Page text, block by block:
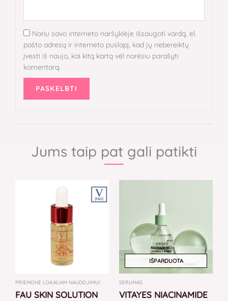
Noriu savo interneto naršyklėje išsaugoti vardą, el.
pašto adresą ir interneto puslapį, kad jų nebereiktų
įvesti iš naujo, kai kitą kartą vėl norėsiu parašyti
komentarą.
Jums taip pat gali patikti
PRIEMONĖ LOKALIAM NAUDOJIMUI
FAU SKIN SOLUTION
IŠPARDUOTA
SERUMAS
VITAYES NIACINAMIDE